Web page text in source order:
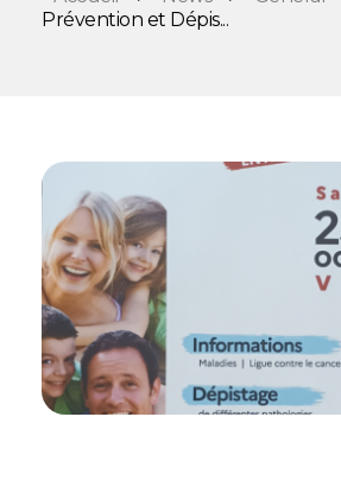
Prévention et Dépis...